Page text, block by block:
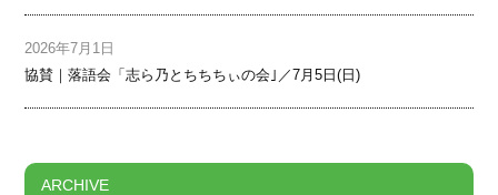
2026年7月1日
協賛｜落語会「志ら乃とちちちぃの会｣／7月5日(日)
ARCHIVE